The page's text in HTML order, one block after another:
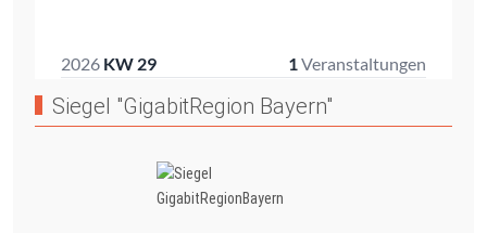
Siegel "GigabitRegion Bayern"